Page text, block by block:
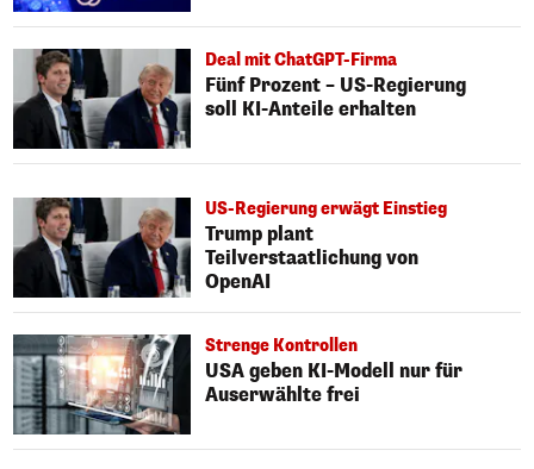
Deal mit ChatGPT-Firma
Fünf Prozent – US-Regierung
soll KI-Anteile erhalten
US-Regierung erwägt Einstieg
Trump plant
Teilverstaatlichung von
OpenAI
Strenge Kontrollen
USA geben KI-Modell nur für
Auserwählte frei